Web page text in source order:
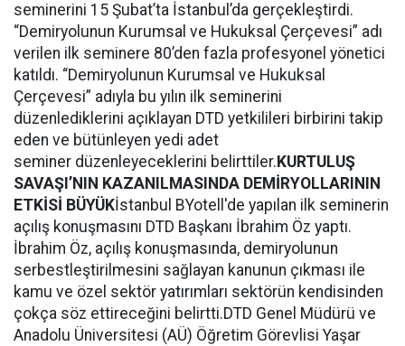
seminerini 15 Şubat’ta İstanbul’da gerçekleştirdi.
“Demiryolunun Kurumsal ve Hukuksal Çerçevesi” adı
verilen ilk seminere 80’den fazla profesyonel yönetici
katıldı. “Demiryolunun Kurumsal ve Hukuksal
Çerçevesi” adıyla bu yılın ilk seminerini
düzenlediklerini açıklayan DTD yetkilileri birbirini takip
eden ve bütünleyen yedi adet
seminer düzenleyeceklerini belirttiler. KURTULUŞ
SAVAŞI’NIN KAZANILMASINDA DEMİRYOLLARININ
ETKİSİ BÜYÜKİstanbul BYotell'de yapılan ilk seminerin
açılış konuşmasını DTD Başkanı İbrahim Öz yaptı.
İbrahim Öz, açılış konuşmasında, demiryolunun
serbestleştirilmesini sağlayan kanunun çıkması ile
kamu ve özel sektör yatırımları sektörün kendisinden
çokça söz ettireceğini belirtti.DTD Genel Müdürü ve
Anadolu Üniversitesi (AÜ) Öğretim Görevlisi Yaşar